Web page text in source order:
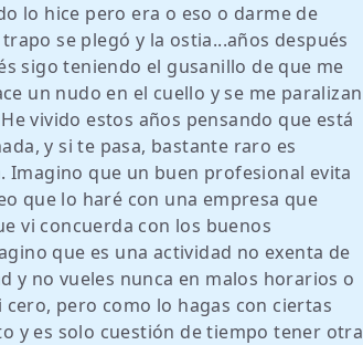
lo hice pero era o eso o darme de
se plegó y la ostia...años después
sigo teniendo el gusanillo de que me
un nudo en el cuello y se me paralizan
vivido estos años pensando que está
y si te pasa, bastante raro es
Imagino que un buen profesional evita
que lo haré con una empresa que
vi concuerda con los buenos
que es una actividad no exenta de
y no vueles nunca en malos horarios o
cero, pero como lo hagas con ciertas
y es solo cuestión de tiempo tener otra